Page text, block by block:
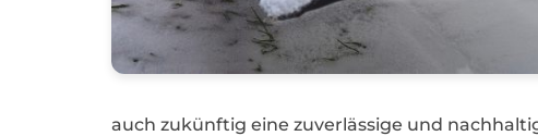
auch zukünftig eine zuverlässige und